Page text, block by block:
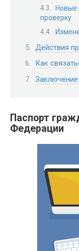
Новые
проверку
Действия
Как
Заключение
Паспорт
Федерации